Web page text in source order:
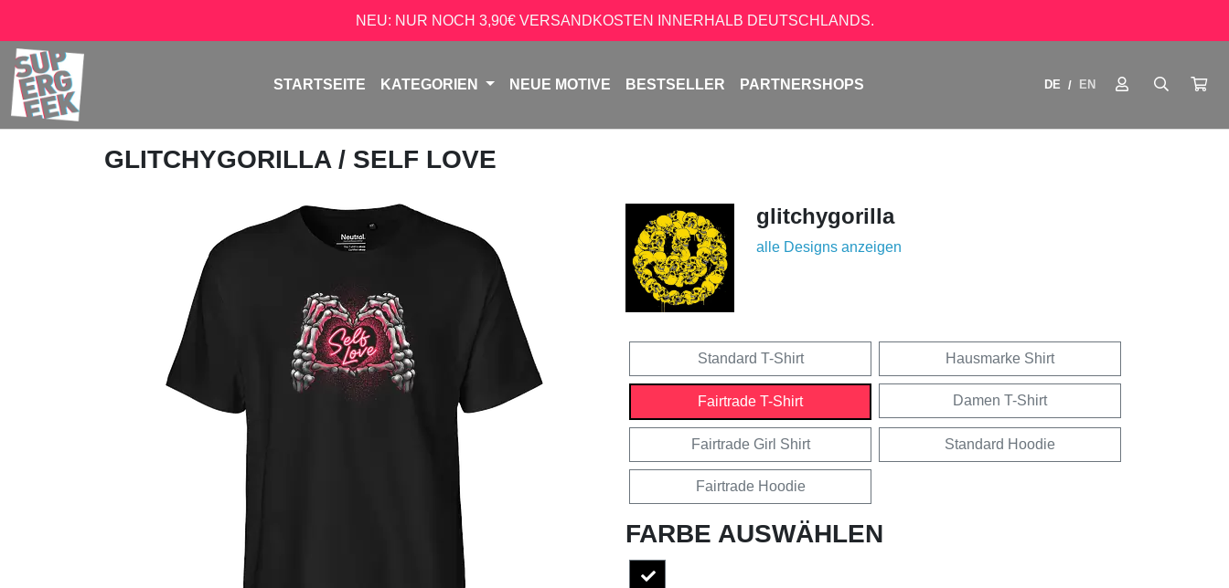
NEU: NUR NOCH 3,90€ VERSANDKOSTEN INNERHALB DEUTSCHLANDS.
STARTSEITE KATEGORIEN NEUE MOTIVE BESTSELLER PARTNERSHOPS DE / EN
GLITCHYGORILLA / SELF LOVE
glitchygorilla
alle Designs anzeigen
Standard T-Shirt Hausmarke Shirt
Fairtrade T-Shirt Damen T-Shirt
Fairtrade Girl Shirt Standard Hoodie
Fairtrade Hoodie
FARBE AUSWÄHLEN